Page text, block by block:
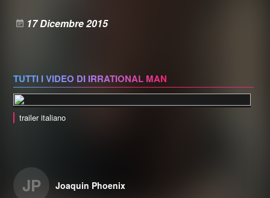
17 Dicembre 2015
TUTTI I VIDEO DI IRRATIONAL MAN
trailer italiano
JP Joaquin Phoenix